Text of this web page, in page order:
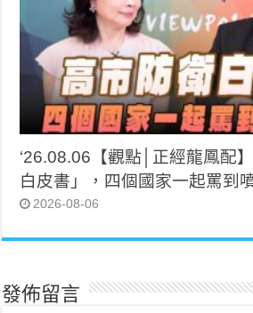
‘26.08.06【觀點│正經龍鳳配
白皮書」，四個國家一起罵到
2026-08-06
發佈留言